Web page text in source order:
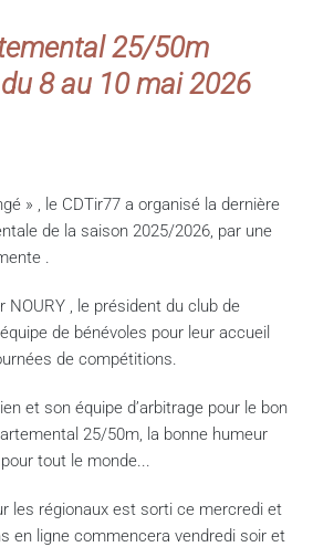
25/50m
8 au 10 mai 2026
» , le CDTir77 a organisé la dernière
de la saison 2025/2026, par une
.
NOURY , le président du club de
de bénévoles pour leur accueil
de compétitions.
et son équipe d’arbitrage pour le bon
25/50m, la bonne humeur
tout le monde...
les régionaux est sorti ce mercredi et
en ligne commencera vendredi soir et